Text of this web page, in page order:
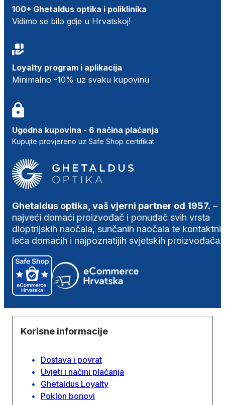
100+ Ghetaldus optika i poliklinika
Vidimo se bilo gdje u Hrvatskoj!
Loyalty program i aplikacija
Minimalno -10% uz svaku kupovinu
Ugodna kupovina - 6 načina plaćanja
Kupujte provjereno uz Safe Shop certifikat
Ghetaldus optika, vaš vjerni partner od 1957. –
najveći domaći proizvođač i ponuđač svih vrsta
dioptrijskih naočala, sunčanih naočala te
leća domaćih i najpoznatijih svjetskih proizvođača.
Korisne informacije
Dostava i povrat
Uvjeti i načini plaćanja
Ghetaldus Loyalty
Poklon bonovi